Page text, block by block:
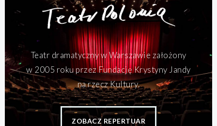
Teatr dramatyczny w Warszawie założony
w 2005 roku przez Fundację Krystyny Jandy
na rzecz Kultury.
ZOBACZ REPERTUAR